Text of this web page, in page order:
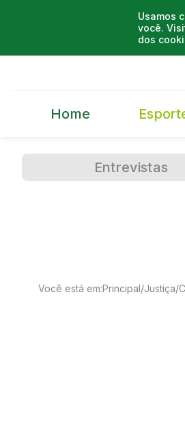
Usamos
você.
dos
Home
Entrevistas
Você está em:Principal/Justiça/